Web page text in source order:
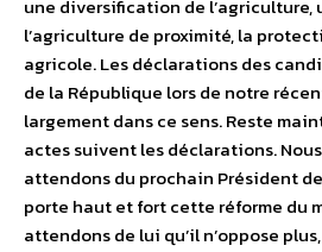
une diversification de l’agriculture,
l’agriculture de proximité, la
agricole. Les déclarations des
de la République lors de notre
largement dans ce sens. Reste
actes suivent les déclarations.
attendons du prochain Président
porte haut et fort cette réforme du
attendons de lui qu’il n’oppose